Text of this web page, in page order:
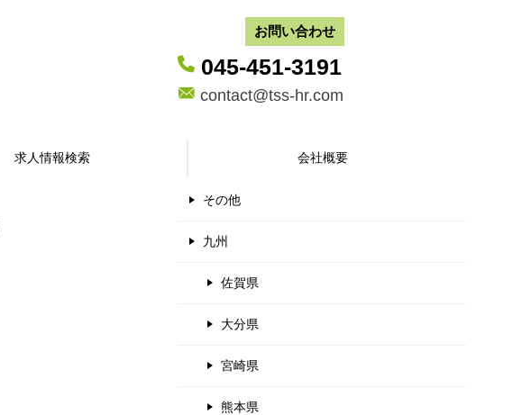
お問い合わせ
045-451-3191
contact@tss-hr.com
求人情報検索 会社概要
その他
九州
佐賀県
大分県
宮崎県
熊本県